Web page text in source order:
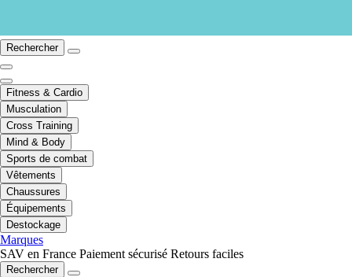
Rechercher
Fitness & Cardio
Musculation
Cross Training
Mind & Body
Sports de combat
Vêtements
Chaussures
Équipements
Destockage
Marques
SAV en France Paiement sécurisé Retours faciles
Rechercher